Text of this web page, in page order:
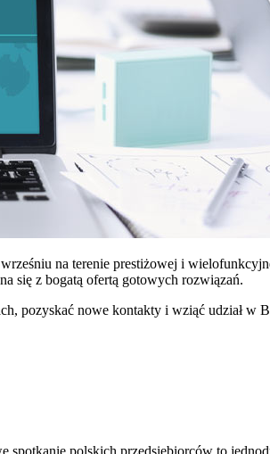
na terenie prestiżowej i
się z bogatą ofertą gotowych rozwiązań.
pozyskać nowe kontakty i wziąć udział w
spotkanie polskich przedsiębiorców to